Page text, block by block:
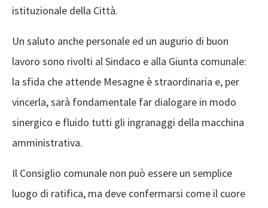
istituzionale della Città.
Un saluto anche personale ed un augurio di buon
lavoro sono rivolti al Sindaco e alla Giunta comunale:
la sfida che attende Mesagne è straordinaria e, per
vincerla, sarà fondamentale far dialogare in modo
sinergico e fluido tutti gli ingranaggi della macchina
amministrativa.
Il Consiglio comunale non può essere un semplice
luogo di ratifica, ma deve confermarsi come il cuore